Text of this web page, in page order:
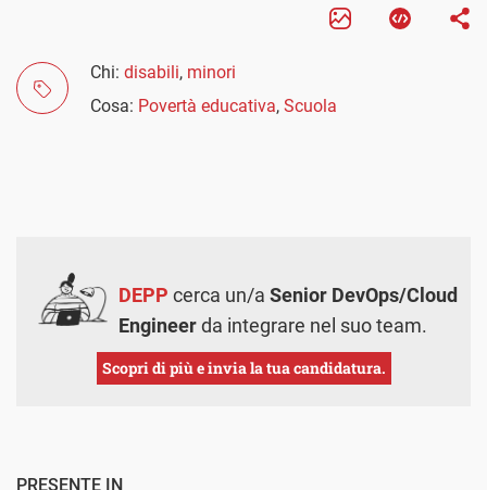
Chi: disabili, minori
Cosa: Povertà educativa, Scuola
DEPP cerca un/a Senior DevOps/Cloud
Engineerda integrare nel suo team.
Scopri di più e invia la tua candidatura.
PRESENTE IN